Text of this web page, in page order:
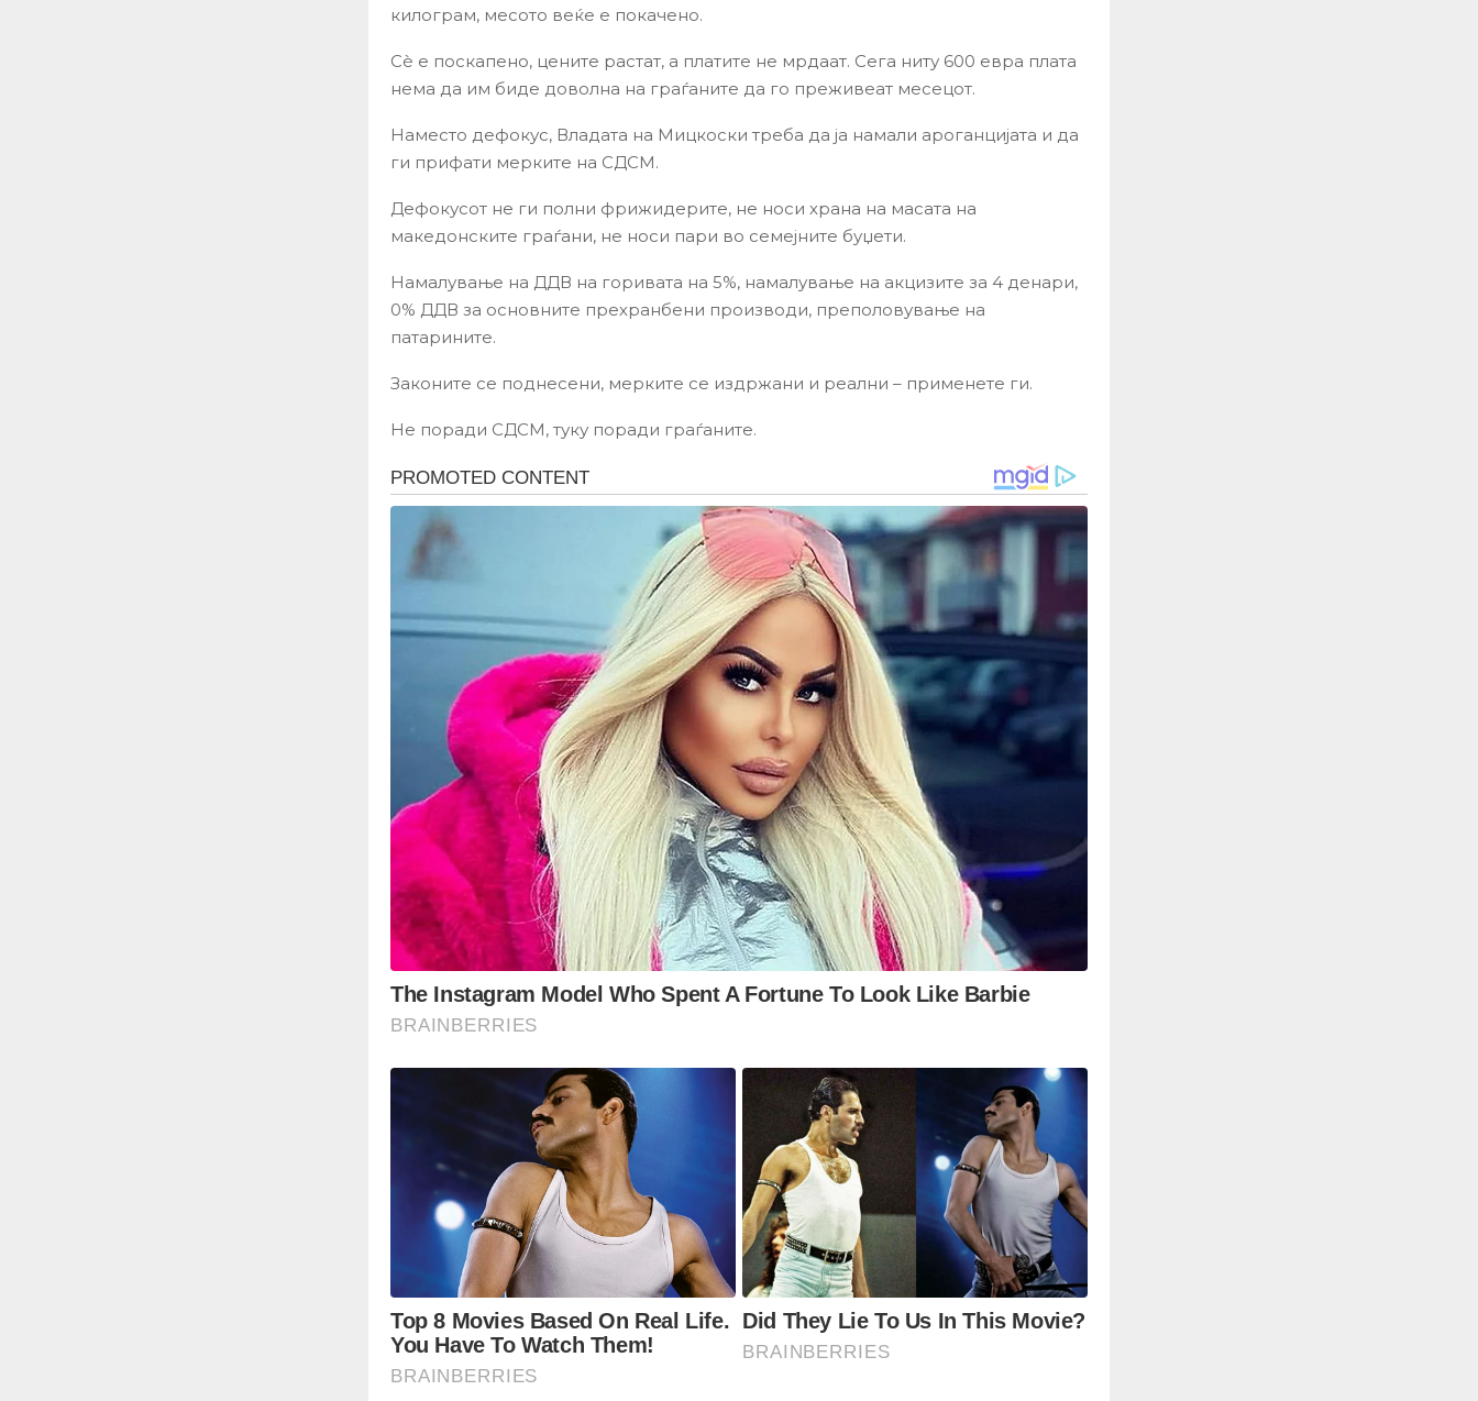
килограм, месото веќе е покачено.
Сѐ е поскапено, цените растат, а платите не мрдаат. Сега ниту 600 евра плата
нема да им биде доволна на граѓаните да го преживеат месецот.
Наместо дефокус, Владата на Мицкоски треба да ја намали ароганцијата и да
ги прифати мерките на СДСМ.
Дефокусот не ги полни фрижидерите, не носи храна на масата на
македонските граѓани, не носи пари во семејните буџети.
Намалување на ДДВ на горивата на 5%, намалување на акцизите за 4 денари,
0% ДДВ за основните прехранбени производи, преполовување на
патарините.
Законите се поднесени, мерките се издржани и реални – применете ги.
Не поради СДСМ, туку поради граѓаните.